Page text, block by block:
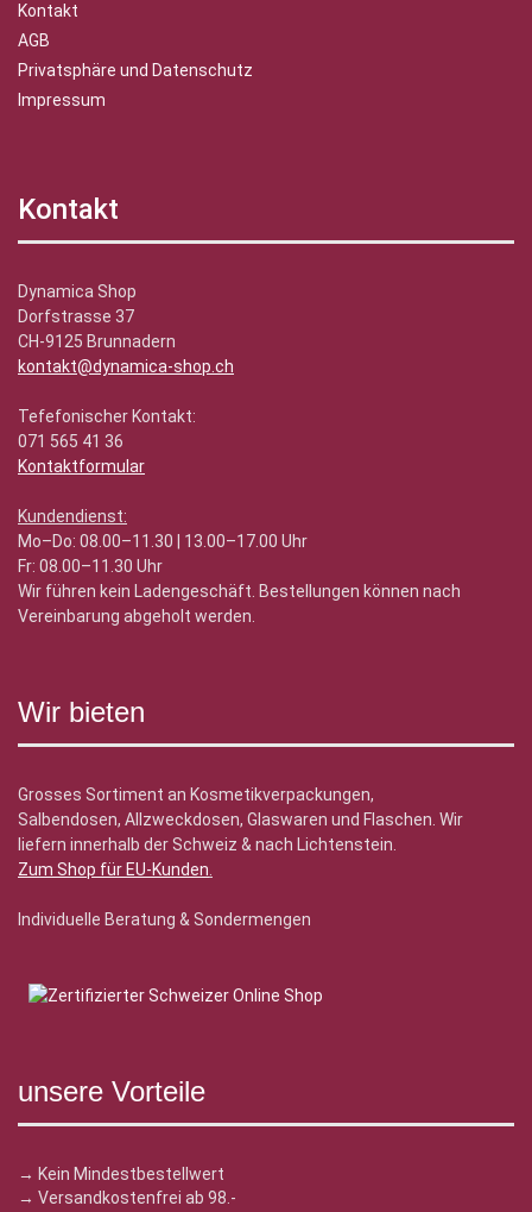
Kontakt
AGB
Privatsphäre und Datenschutz
Impressum
Kontakt
Dynamica Shop
Dorfstrasse 37
CH-9125 Brunnadern
kontakt@dynamica-shop.ch
Tefefonischer Kontakt:
071 565 41 36
Kontaktformular
Kundendienst:
Mo–Do: 08.00–11.30 | 13.00–17.00 Uhr
Fr: 08.00–11.30 Uhr
Wir führen kein Ladengeschäft. Bestellungen können nach
Vereinbarung abgeholt werden.
Wir bieten
Grosses Sortiment an Kosmetikverpackungen,
Salbendosen, Allzweckdosen, Glaswaren und Flaschen. Wir
liefern innerhalb der Schweiz & nach Lichtenstein.
Zum Shop für EU-Kunden.
Individuelle Beratung & Sondermengen
unsere Vorteile
→ Kein Mindestbestellwert
→ Versandkostenfrei ab 98.-